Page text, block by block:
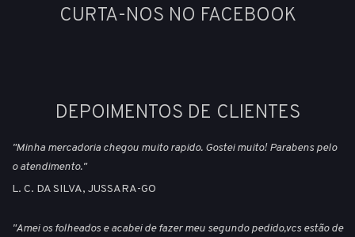
CURTA-NOS NO FACEBOOK
DEPOIMENTOS DE CLIENTES
"Minha mercadoria chegou muito rapido. Gostei muito! Parabens pelo
o atendimento."
L. C. DA SILVA, JUSSARA-GO
"Amei os folheados e acabei de fazer meu segundo pedido,vcs estão de